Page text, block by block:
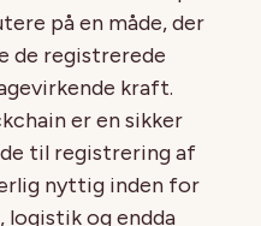
på en måde, der
de registrerede
kraft.
er en sikker
til registrering af
nyttig inden for
logistik og endda